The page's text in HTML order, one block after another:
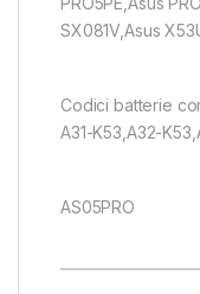
SX081V,Asus
Codici batterie
A31-K53,A32-
AS05PRO